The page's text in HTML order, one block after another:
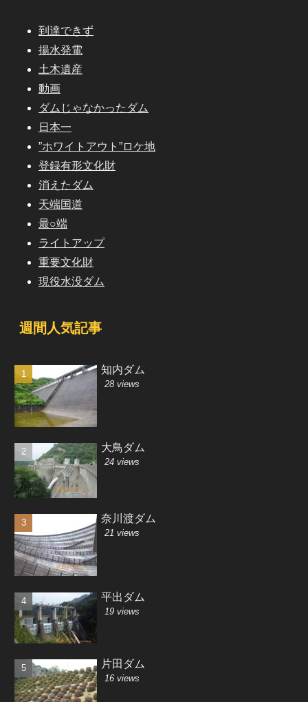
到達できず
揚水発電
土木遺産
動画
ダムじゃなかったダム
日本一
”ホワイトアウト”ロケ地
登録有形文化財
消えたダム
天端国道
最○端
ライトアップ
重要文化財
現役水没ダム
週間人気記事
知内ダム
28 views
大鳥ダム
24 views
奈川渡ダム
21 views
平出ダム
19 views
片田ダム
16 views